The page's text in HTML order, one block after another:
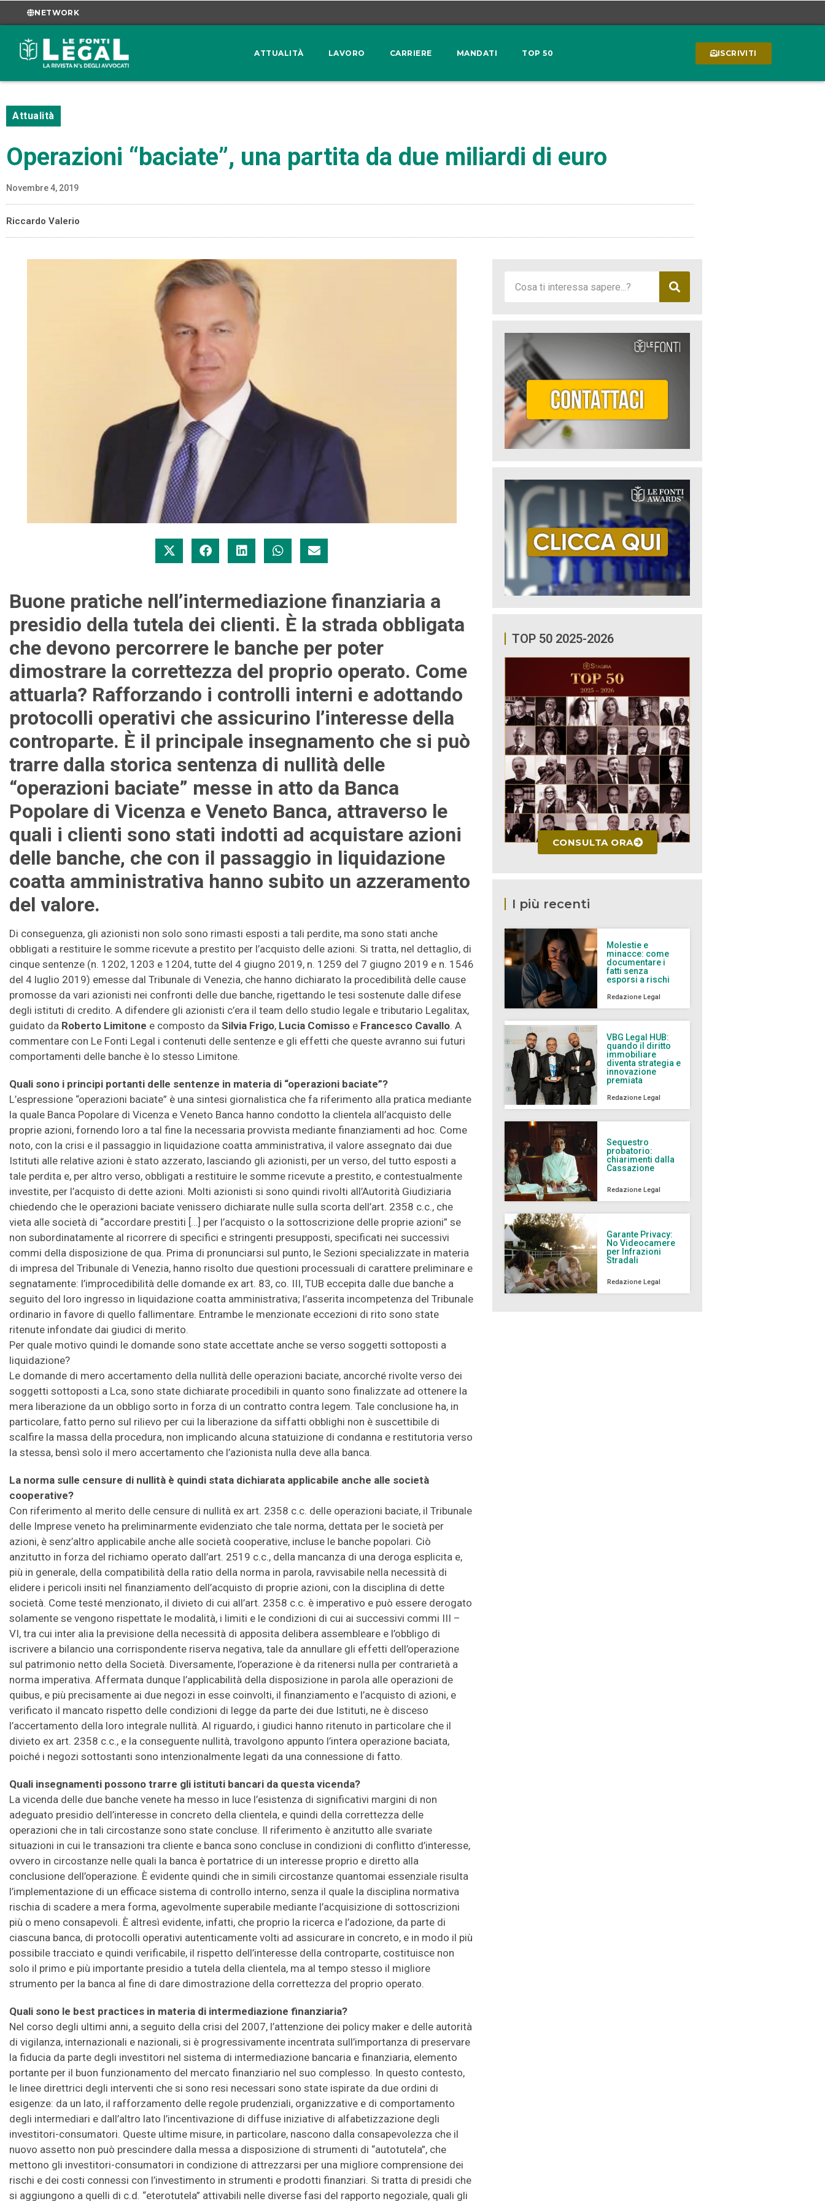
NETWORK
ATTUALITÀ LAVORO CARRIERE MANDATI TOP 50 ISCRIVITI
Attualità
Operazioni “baciate”, una partita da due miliardi di euro
Novembre 4, 2019
Riccardo Valerio
Buone pratiche nell’intermediazione finanziaria a
presidio della tutela dei clienti. È la strada obbligata
che devono percorrere le banche per poter
dimostrare la correttezza del proprio operato. Come
attuarla? Rafforzando i controlli interni e adottando
protocolli operativi che assicurino l’interesse della
controparte. È il principale insegnamento che si può
trarre dalla storica sentenza di nullità delle
“operazioni baciate” messe in atto da Banca
Popolare di Vicenza e Veneto Banca, attraverso le
quali i clienti sono stati indotti ad acquistare azioni
delle banche, che con il passaggio in liquidazione
coatta amministrativa hanno subito un azzeramento
del valore.
Di conseguenza, gli azionisti non solo sono rimasti esposti a tali perdite, ma sono stati anche
obbligati a restituire le somme ricevute a prestito per l’acquisto delle azioni. Si tratta, nel dettaglio, di
cinque sentenze (n. 1202, 1203 e 1204, tutte del 4 giugno 2019, n. 1259 del 7 giugno 2019 e n. 1546
del 4 luglio 2019) emesse dal Tribunale di Venezia, che hanno dichiarato la procedibilità delle cause
promosse da vari azionisti nei confronti delle due banche, rigettando le tesi sostenute dalle difese
degli istituti di credito. A difendere gli azionisti c’era il team dello studio legale e tributario Legalitax,
guidato da Roberto Limitone e composto da Silvia Frigo, Lucia Comisso e Francesco Cavallo. A
commentare con Le Fonti Legal i contenuti delle sentenze e gli effetti che queste avranno sui futuri
comportamenti delle banche è lo stesso Limitone.
Quali sono i principi portanti delle sentenze in materia di “operazioni baciate”?
L’espressione “operazioni baciate” è una sintesi giornalistica che fa riferimento alla pratica mediante
la quale Banca Popolare di Vicenza e Veneto Banca hanno condotto la clientela all’acquisto delle
proprie azioni, fornendo loro a tal fine la necessaria provvista mediante finanziamenti ad hoc. Come
noto, con la crisi e il passaggio in liquidazione coatta amministrativa, il valore assegnato dai due
Istituti alle relative azioni è stato azzerato, lasciando gli azionisti, per un verso, del tutto esposti a
tale perdita e, per altro verso, obbligati a restituire le somme ricevute a prestito, e contestualmente
investite, per l’acquisto di dette azioni. Molti azionisti si sono quindi rivolti all’Autorità Giudiziaria
chiedendo che le operazioni baciate venissero dichiarate nulle sulla scorta dell’art. 2358 c.c., che
vieta alle società di “accordare prestiti […] per l’acquisto o la sottoscrizione delle proprie azioni” se
non subordinatamente al ricorrere di specifici e stringenti presupposti, specificati nei successivi
commi della disposizione de qua. Prima di pronunciarsi sul punto, le Sezioni specializzate in materia
di impresa del Tribunale di Venezia, hanno risolto due questioni processuali di carattere preliminare e
segnatamente: l’improcedibilità delle domande ex art. 83, co. III, TUB eccepita dalle due banche a
seguito del loro ingresso in liquidazione coatta amministrativa; l’asserita incompetenza del Tribunale
ordinario in favore di quello fallimentare. Entrambe le menzionate eccezioni di rito sono state
ritenute infondate dai giudici di merito.
Per quale motivo quindi le domande sono state accettate anche se verso soggetti sottoposti a
liquidazione?
Le domande di mero accertamento della nullità delle operazioni baciate, ancorché rivolte verso dei
soggetti sottoposti a Lca, sono state dichiarate procedibili in quanto sono finalizzate ad ottenere la
mera liberazione da un obbligo sorto in forza di un contratto contra legem. Tale conclusione ha, in
particolare, fatto perno sul rilievo per cui la liberazione da siffatti obblighi non è suscettibile di
scalfire la massa della procedura, non implicando alcuna statuizione di condanna e restitutoria verso
la stessa, bensì solo il mero accertamento che l’azionista nulla deve alla banca.
La norma sulle censure di nullità è quindi stata dichiarata applicabile anche alle società
cooperative?
Con riferimento al merito delle censure di nullità ex art. 2358 c.c. delle operazioni baciate, il Tribunale
delle Imprese veneto ha preliminarmente evidenziato che tale norma, dettata per le società per
azioni, è senz’altro applicabile anche alle società cooperative, incluse le banche popolari. Ciò
anzitutto in forza del richiamo operato dall’art. 2519 c.c., della mancanza di una deroga esplicita e,
più in generale, della compatibilità della ratio della norma in parola, ravvisabile nella necessità di
elidere i pericoli insiti nel finanziamento dell’acquisto di proprie azioni, con la disciplina di dette
società. Come testé menzionato, il divieto di cui all’art. 2358 c.c. è imperativo e può essere derogato
solamente se vengono rispettate le modalità, i limiti e le condizioni di cui ai successivi commi III –
VI, tra cui inter alia la previsione della necessità di apposita delibera assembleare e l’obbligo di
iscrivere a bilancio una corrispondente riserva negativa, tale da annullare gli effetti dell’operazione
sul patrimonio netto della Società. Diversamente, l’operazione è da ritenersi nulla per contrarietà a
norma imperativa. Affermata dunque l’applicabilità della disposizione in parola alle operazioni de
quibus, e più precisamente ai due negozi in esse coinvolti, il finanziamento e l’acquisto di azioni, e
verificato il mancato rispetto delle condizioni di legge da parte dei due Istituti, ne è disceso
l’accertamento della loro integrale nullità. Al riguardo, i giudici hanno ritenuto in particolare che il
divieto ex art. 2358 c.c., e la conseguente nullità, travolgono appunto l’intera operazione baciata,
poiché i negozi sottostanti sono intenzionalmente legati da una connessione di fatto.
Quali insegnamenti possono trarre gli istituti bancari da questa vicenda?
La vicenda delle due banche venete ha messo in luce l’esistenza di significativi margini di non
adeguato presidio dell’interesse in concreto della clientela, e quindi della correttezza delle
operazioni che in tali circostanze sono state concluse. Il riferimento è anzitutto alle svariate
situazioni in cui le transazioni tra cliente e banca sono concluse in condizioni di conflitto d’interesse,
ovvero in circostanze nelle quali la banca è portatrice di un interesse proprio e diretto alla
conclusione dell’operazione. È evidente quindi che in simili circostanze quantomai essenziale risulta
l’implementazione di un efficace sistema di controllo interno, senza il quale la disciplina normativa
rischia di scadere a mera forma, agevolmente superabile mediante l’acquisizione di sottoscrizioni
più o meno consapevoli. È altresì evidente, infatti, che proprio la ricerca e l’adozione, da parte di
ciascuna banca, di protocolli operativi autenticamente volti ad assicurare in concreto, e in modo il più
possibile tracciato e quindi verificabile, il rispetto dell’interesse della controparte, costituisce non
solo il primo e più importante presidio a tutela della clientela, ma al tempo stesso il migliore
strumento per la banca al fine di dare dimostrazione della correttezza del proprio operato.
Quali sono le best practices in materia di intermediazione finanziaria?
Nel corso degli ultimi anni, a seguito della crisi del 2007, l’attenzione dei policy maker e delle autorità
di vigilanza, internazionali e nazionali, si è progressivamente incentrata sull’importanza di preservare
la fiducia da parte degli investitori nel sistema di intermediazione bancaria e finanziaria, elemento
portante per il buon funzionamento del mercato finanziario nel suo complesso. In questo contesto,
le linee direttrici degli interventi che si sono resi necessari sono state ispirate da due ordini di
esigenze: da un lato, il rafforzamento delle regole prudenziali, organizzative e di comportamento
degli intermediari e dall’altro lato l’incentivazione di diffuse iniziative di alfabetizzazione degli
investitori-consumatori. Queste ultime misure, in particolare, nascono dalla consapevolezza che il
nuovo assetto non può prescindere dalla messa a disposizione di strumenti di “autotutela”, che
mettono gli investitori-consumatori in condizione di attrezzarsi per una migliore comprensione dei
rischi e dei costi connessi con l’investimento in strumenti e prodotti finanziari. Si tratta di presidi che
si aggiungono a quelli di c.d. “eterotutela” attivabili nelle diverse fasi del rapporto negoziale, quali gli
TOP 50 2025-2026
CONSULTA ORA
I più recenti
Molestie e
minacce: come
documentare i
fatti senza
esporsi a rischi
Redazione Legal
VBG Legal HUB:
quando il diritto
immobiliare
diventa strategia e
innovazione
premiata
Redazione Legal
Sequestro
probatorio:
chiarimenti dalla
Cassazione
Redazione Legal
Garante Privacy:
No Videocamere
per Infrazioni
Stradali
Redazione Legal